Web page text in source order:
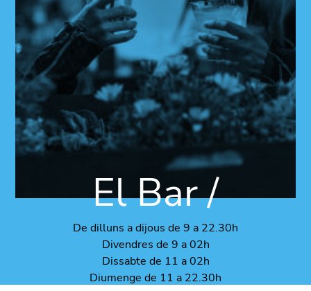
El Bar /
De dilluns a dijous de 9 a 22.30h
Divendres de 9 a 02h
Dissabte de 11 a 02h
Diumenge de 11 a 22.30h